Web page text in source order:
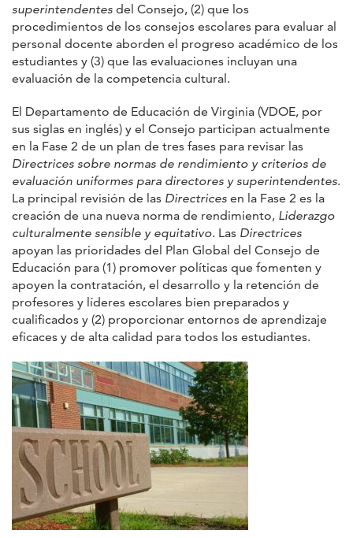
superintendentes del Consejo, (2) que los
procedimientos de los consejos escolares para evaluar al
personal docente aborden el progreso académico de los
estudiantes y (3) que las evaluaciones incluyan una
evaluación de la competencia cultural.
El Departamento de Educación de Virginia (VDOE, por
sus siglas en inglés) y el Consejo participan actualmente
en la Fase 2 de un plan de tres fases para revisar las
Directrices sobre normas de rendimiento y criterios de
evaluación uniformes para directores y superintendentes.
La principal revisión de las Directrices en la Fase 2 es la
creación de una nueva norma de rendimiento, Liderazgo
culturalmente sensible y equitativo. Las Directrices
apoyan las prioridades del Plan Global del Consejo de
Educación para (1) promover políticas que fomenten y
apoyen la contratación, el desarrollo y la retención de
profesores y líderes escolares bien preparados y
cualificados y (2) proporcionar entornos de aprendizaje
eficaces y de alta calidad para todos los estudiantes.